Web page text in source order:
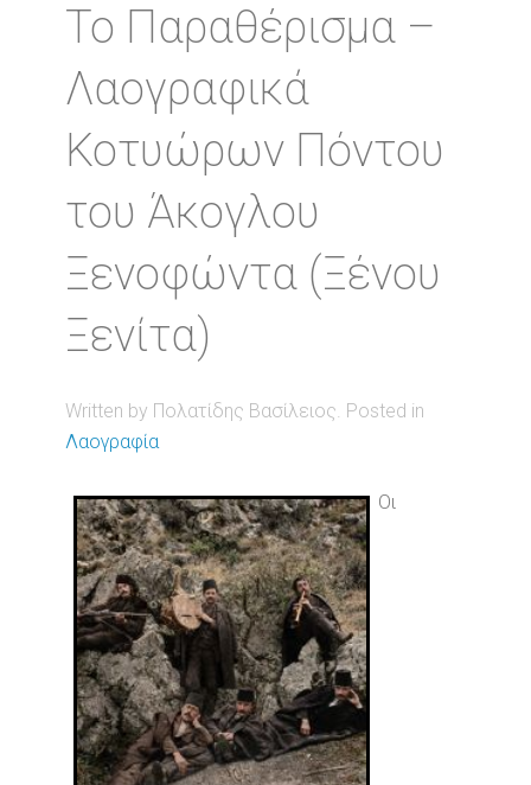
Το Παραθέρισμα –
Λαογραφικά
Κοτυώρων Πόντου
του Άκογλου
Ξενοφώντα (Ξένου
Ξενίτα)
Written by Πολατίδης Βασίλειος. Posted in
Λαογραφία
Οι